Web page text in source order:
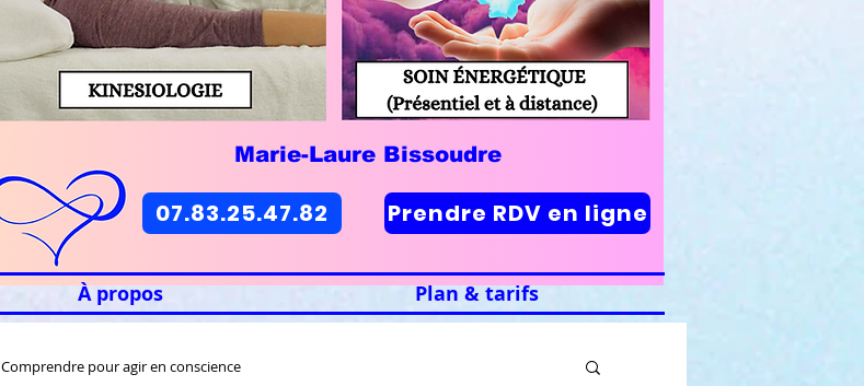
07.83.25.47.82 Prendre RDV en ligne
Marie-Laure Bissoudre
Comprendre pour agir en conscience
À propos Plan & tarifs